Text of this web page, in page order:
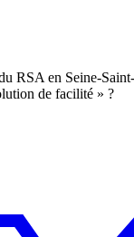
RSA en Seine-
de facilité » ?